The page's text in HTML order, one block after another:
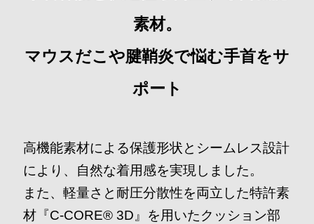
素材。
マウスだこや腱鞘炎で悩む手首をサ
ポート
高機能素材による保護形状とシームレス設計
により、自然な着用感を実現しました。
また、軽量さと耐圧分散性を両立した特許素
材『C-CORE®︎ 3D』を用いたクッション部